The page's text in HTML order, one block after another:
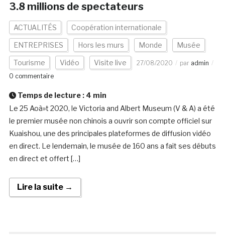
3.8 millions de spectateurs
ACTUALITÉS Coopération internationale
ENTREPRISES Hors les murs Monde Musée
Tourisme Vidéo Visite live 27/08/2020 par admin
0 commentaire
Temps de lecture : 4 min
Le 25 Aoà»t 2020, le Victoria and Albert Museum (V & A) a été
le premier musée non chinois a ouvrir son compte officiel sur
Kuaishou, une des principales plateformes de diffusion vidéo
en direct. Le lendemain, le musée de 160 ans a fait ses débuts
en direct et offert […]
Lire la suite →